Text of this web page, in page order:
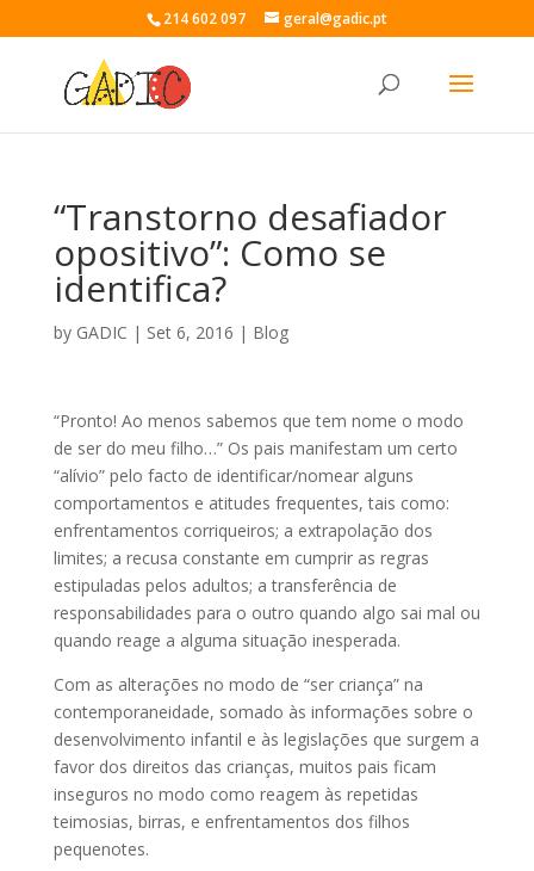
214 602 097 geral@gadic.pt
“Transtorno desafiador
opositivo”: Como se
identifica?
by GADIC | Set 6, 2016 | Blog
“Pronto! Ao menos sabemos que tem nome o modo
de ser do meu filho…” Os pais manifestam um certo
“alívio” pelo facto de identificar/nomear alguns
comportamentos e atitudes frequentes, tais como:
enfrentamentos corriqueiros; a extrapolação dos
limites; a recusa constante em cumprir as regras
estipuladas pelos adultos; a transferência de
responsabilidades para o outro quando algo sai mal ou
quando reage a alguma situação inesperada.
Com as alterações no modo de “ser criança” na
contemporaneidade, somado às informações sobre o
desenvolvimento infantil e às legislações que surgem a
favor dos direitos das crianças, muitos pais ficam
inseguros no modo como reagem às repetidas
teimosias, birras, e enfrentamentos dos filhos
pequenotes.